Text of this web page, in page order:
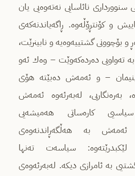
سنوورداری نائاسایی نەتەوەیی یان
و كۆنتڕۆڵەوە. ڕاگەیاندنەكەى
و بۆچوونی گشتییەوەیە و نابینرێت،
بە تەواویی دەردەكەوێت – وەك ئەو
– و ئەمەش دەبێتە هۆی
بەرەنگاریی، لەبەرئەوە ئەمەش
كارەساتی هەمیشەیی
ئەمەش بە هەڵگەڕاندنەوەى
لێكبدرێتەوە: سیاسەت تەنها
بە ئامرازی دیكە. لەبەرئەوەى